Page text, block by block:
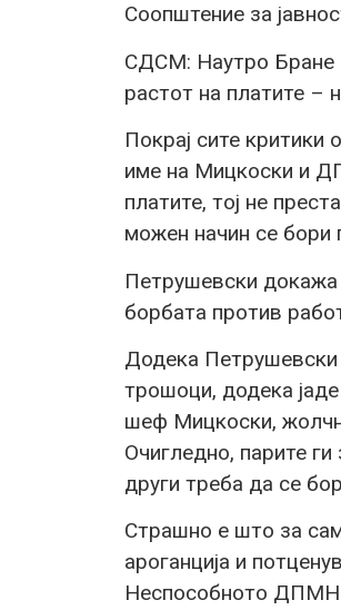
Соопштение за
СДСМ: Наутро Бране
растот на платите –
Покрај сите критики
име на Мицкоски и
платите, тој не
можен начин се бори
Петрушевски
борбата против
Додека Петрушевски
трошоци, додека
шеф Мицкоски,
Очигледно, парите
други треба да се
Страшно е што за
ароганција и
Неспособното ДПМНЕ